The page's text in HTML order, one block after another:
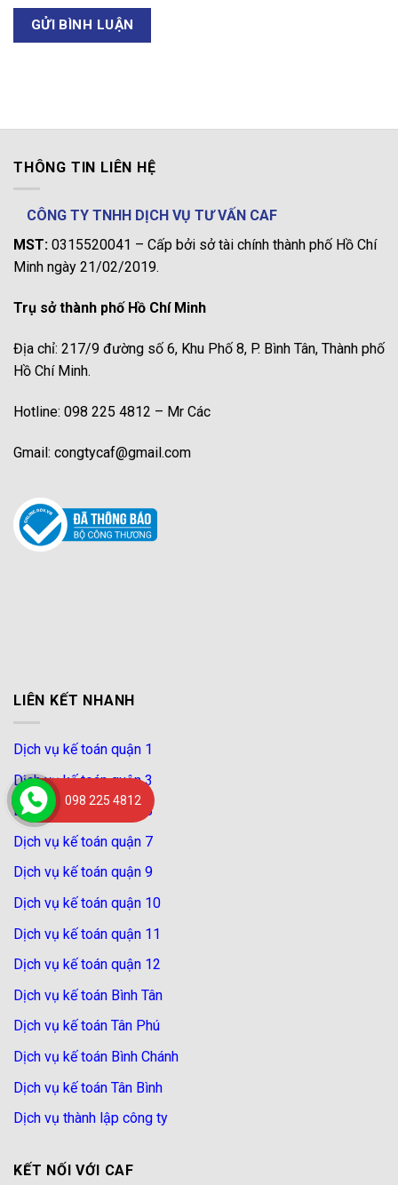
THÔNG TIN LIÊN HỆ
CÔNG TY TNHH DỊCH VỤ TƯ VẤN CAF
MST: 0315520041 – Cấp bởi sở tài chính thành phố Hồ Chí
Minh ngày 21/02/2019.
Trụ sở thành phố Hồ Chí Minh
Địa chỉ: 217/9 đường số 6, Khu Phố 8, P. Bình Tân, Thành phố
Hồ Chí Minh.
Hotline: 098 225 4812 – Mr Các
Gmail: congtycaf@gmail.com
LIÊN KẾT NHANH
Dịch vụ kế toán quận 1
Dịch vụ kế toán quận 3
Dịch vụ kế toán quận 5
Dịch vụ kế toán quận 7
Dịch vụ kế toán quận 9
Dịch vụ kế toán quận 10
Dịch vụ kế toán quận 11
Dịch vụ kế toán quận 12
Dịch vụ kế toán Bình Tân
Dịch vụ kế toán Tân Phú
Dịch vụ kế toán Bình Chánh
Dịch vụ kế toán Tân Bình
Dịch vụ thành lập công ty
KẾT NỐI VỚI CAF
098 225 4812